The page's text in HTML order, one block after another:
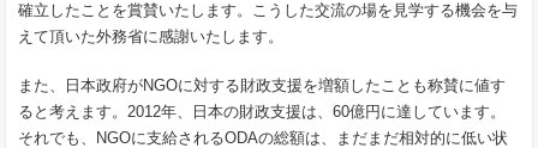
確立したことを賞賛いたします。こうした交流の場を見学する機会を与
えて頂いた外務省に感謝いたします。
また、日本政府がNGOに対する財政支援を増額したことも称賛に値す
ると考えます。2012年、日本の財政支援は、60億円に達しています。
それでも、NGOに支給されるODAの総額は、まだまだ相対的に低い状